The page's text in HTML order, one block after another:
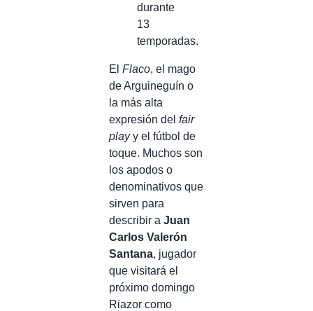
durante
13
temporadas.
El Flaco, el mago
de Arguineguín o
la más alta
expresión del fair
playy el fútbol de
toque. Muchos son
los apodos o
denominativos que
sirven para
describir a Juan
Carlos Valerón
Santana, jugador
que visitará el
próximo domingo
Riazor como